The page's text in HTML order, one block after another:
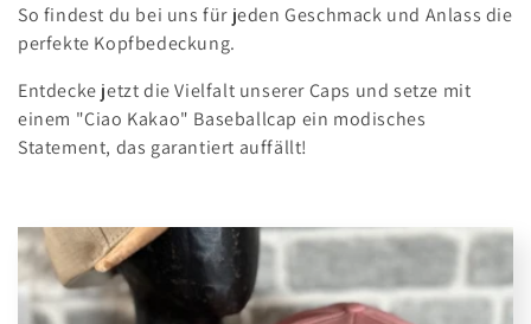
So findest du bei uns für jeden Geschmack und Anlass die
perfekte Kopfbedeckung.
Entdecke jetzt die Vielfalt unserer Caps und setze mit
einem "Ciao Kakao" Baseballcap ein modisches
Statement, das garantiert auffällt!